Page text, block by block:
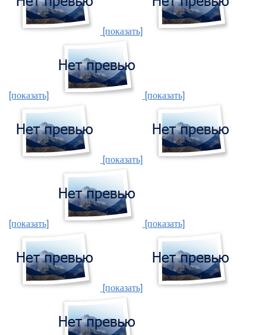
[показать]
[показать] [показать]
[показать]
[показать] [показать]
[показать]